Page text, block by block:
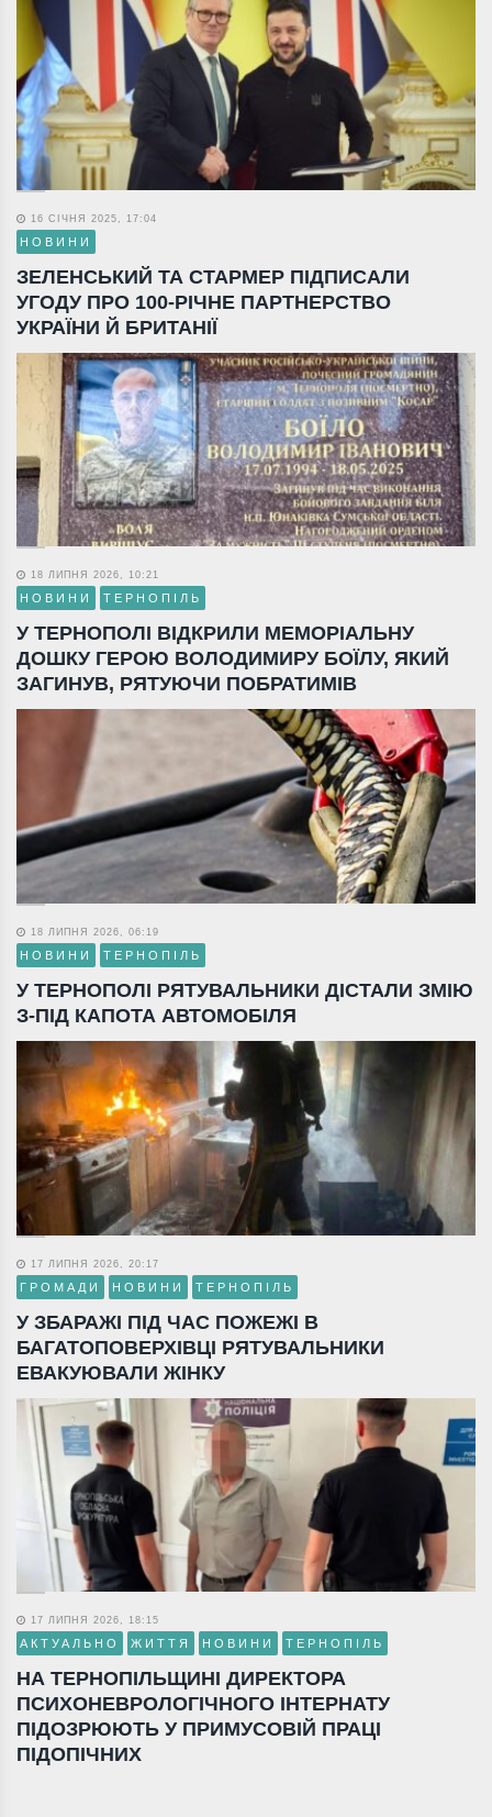
16 СІЧНЯ 2025, 17:04
НОВИНИ
ЗЕЛЕНСЬКИЙ ТА СТАРМЕР ПІДПИСАЛИ
УГОДУ ПРО 100-РІЧНЕ ПАРТНЕРСТВО
УКРАЇНИ Й БРИТАНІЇ
18 ЛИПНЯ 2026, 10:21
НОВИНИ ТЕРНОПІЛЬ
У ТЕРНОПОЛІ ВІДКРИЛИ МЕМОРІАЛЬНУ
ДОШКУ ГЕРОЮ ВОЛОДИМИРУ БОЇЛУ, ЯКИЙ
ЗАГИНУВ, РЯТУЮЧИ ПОБРАТИМІВ
18 ЛИПНЯ 2026, 06:19
НОВИНИ ТЕРНОПІЛЬ
У ТЕРНОПОЛІ РЯТУВАЛЬНИКИ ДІСТАЛИ ЗМІЮ
З-ПІД КАПОТА АВТОМОБІЛЯ
17 ЛИПНЯ 2026, 20:17
ГРОМАДИ НОВИНИ ТЕРНОПІЛЬ
У ЗБАРАЖІ ПІД ЧАС ПОЖЕЖІ В
БАГАТОПОВЕРХІВЦІ РЯТУВАЛЬНИКИ
ЕВАКУЮВАЛИ ЖІНКУ
17 ЛИПНЯ 2026, 18:15
АКТУАЛЬНО ЖИТТЯ НОВИНИ ТЕРНОПІЛЬ
НА ТЕРНОПІЛЬЩИНІ ДИРЕКТОРА
ПСИХОНЕВРОЛОГІЧНОГО ІНТЕРНАТУ
ПІДОЗРЮЮТЬ У ПРИМУСОВІЙ ПРАЦІ
ПІДОПІЧНИХ